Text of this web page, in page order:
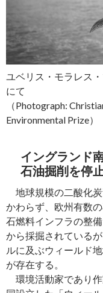
ユベリス・モラレス
にて
（Photograph:
Environmental Prize）
イングランド
石油掘削を停
地球規模の二酸化
かわらず、欧州有数
石燃料インフラの整
から採掘されている
ルに及ぶウィールド
が存在する。
環境活動家であり